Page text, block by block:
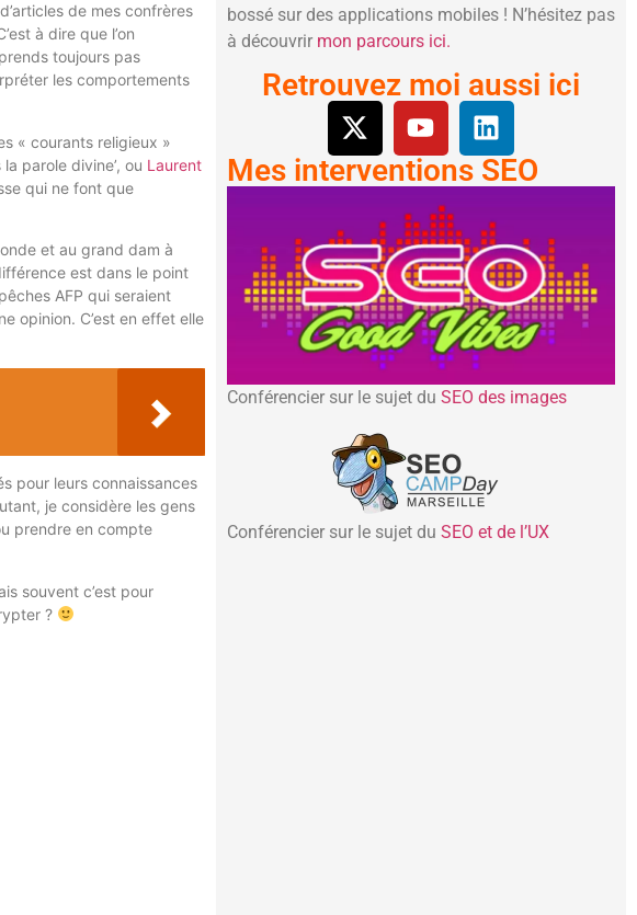
de mes confrères
à dire que l’on
toujours pas
les comportements
« courants religieux »
parole divine’, ou Laurent
qui ne font que
et au grand dam à
est dans le point
AFP qui seraient
opinion. C’est en effet elle
pour leurs connaissances
je considère les gens
prendre en compte
souvent c’est pour
?
bossé sur des applications mobiles ! N’hésitez pas
à découvrir mon parcours ici.
Retrouvez moi aussi ici
Mes interventions SEO
Conférencier sur le sujet du SEO des images
Conférencier sur le sujet du SEO et de l’UX